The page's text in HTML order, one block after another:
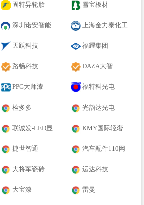
固特异轮胎 雪宝板材
深圳诺安智能 上海金力泰化工
天跃科技 福耀集团
路畅科技 DAZA大智
PPG大师漆 福特科光电
检多多 光韵达光电
联诚发-LED显示屏 KMY国际轻奢瓷砖
捷世智通 汽车配件110网
大将军瓷砖 运达科技
大宝漆 雷曼